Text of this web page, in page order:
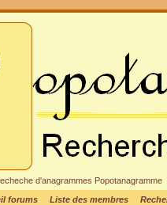
d'anagrammes Popotanagramme
forums Liste des membres